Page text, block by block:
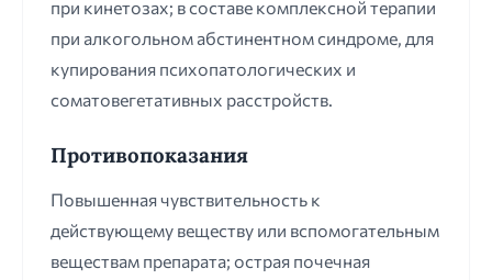
при кинетозах; в составе комплексной терапии
при алкогольном абстинентном синдроме, для
купирования психопатологических и
соматовегетативных расстройств.
Противопоказания
Повышенная чувствительность к
действующему веществу или вспомогательным
веществам препарата; острая почечная